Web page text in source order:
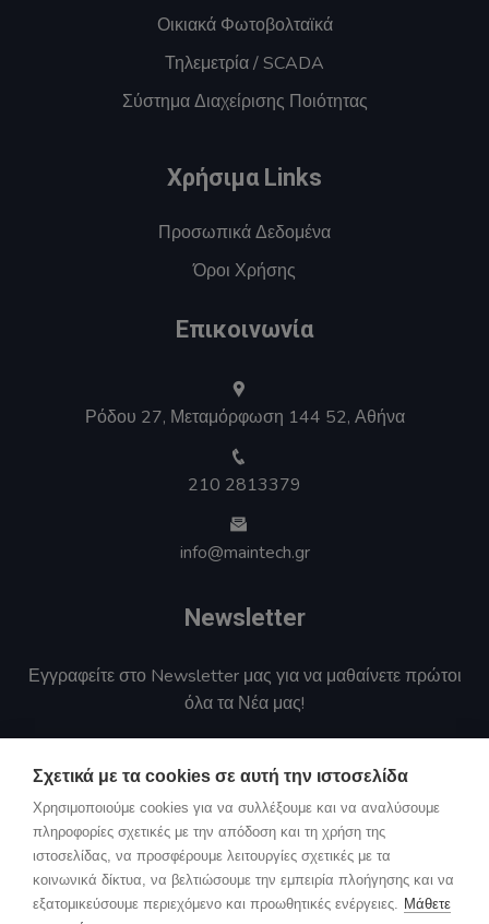
Οικιακά Φωτοβολταϊκά
Τηλεμετρία / SCADA
Σύστημα Διαχείρισης Ποιότητας
Χρήσιμα Links
Προσωπικά Δεδομένα
Όροι Χρήσης
Επικοινωνία
Ρόδου 27, Μεταμόρφωση 144 52, Αθήνα
210 2813379
info@maintech.gr
Newsletter
Εγγραφείτε στο Newsletter μας για να μαθαίνετε πρώτοι
όλα τα Νέα μας!
Αποστολή
Συμφωνώ με τους όρους προστασίας προσωπικών
δεδομένων
Σχετικά με τα cookies σε αυτή την ιστοσελίδα
Χρησιμοποιούμε cookies για να συλλέξουμε και να αναλύσουμε
πληροφορίες σχετικές με την απόδοση και τη χρήση της
ιστοσελίδας, να προσφέρουμε λειτουργίες σχετικές με τα
κοινωνικά δίκτυα, να βελτιώσουμε την εμπειρία πλοήγησης και να
εξατομικεύσουμε περιεχόμενο και προωθητικές ενέργειες. Μάθετε